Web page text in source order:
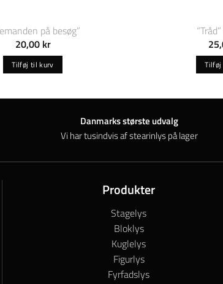
på besøg”
20,00 kr
Tilføj til kurv
Danmarks største udvalg
Vi har tusindvis af stearinlys på lager
Produkter
Stagelys
Bloklys
Kuglelys
Figurlys
Fyrfadslys